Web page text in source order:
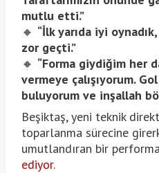
mutlu etti.”
🔸 “İlk yarıda iyi
zor geçti.”
🔸 “Forma giydiğim her
vermeye çalışıyorum.
buluyorum ve inşallah
Beşiktaş, yeni teknik
toparlanma sürecine
umutlandıran bir
ediyor.